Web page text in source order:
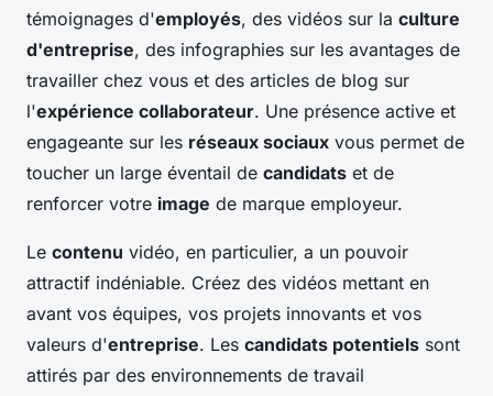
témoignages d'employés, des vidéos sur la culture
d'entreprise, des infographies sur les avantages de
travailler chez vous et des articles de blog sur
l'expérience collaborateur. Une présence active et
engageante sur les réseaux sociaux vous permet de
toucher un large éventail de candidats et de
renforcer votre image de marque employeur.
Le contenu vidéo, en particulier, a un pouvoir
attractif indéniable. Créez des vidéos mettant en
avant vos équipes, vos projets innovants et vos
valeurs d'entreprise. Les candidats potentiels sont
attirés par des environnements de travail